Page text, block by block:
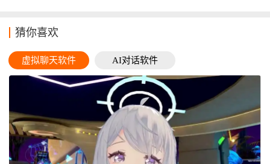
猜你喜欢
虚拟聊天软件 AI对话软件